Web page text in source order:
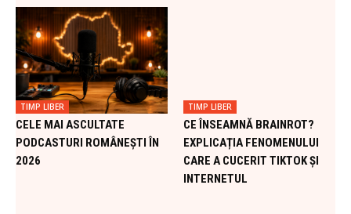
TIMP LIBER
CELE MAI ASCULTATE
PODCASTURI ROMÂNEȘTI ÎN
2026
TIMP LIBER
CE ÎNSEAMNĂ BRAINROT?
EXPLICAȚIA FENOMENULUI
CARE A CUCERIT TIKTOK ȘI
INTERNETUL